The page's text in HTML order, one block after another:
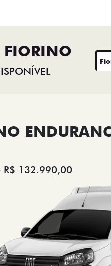
R$ 132.990,00